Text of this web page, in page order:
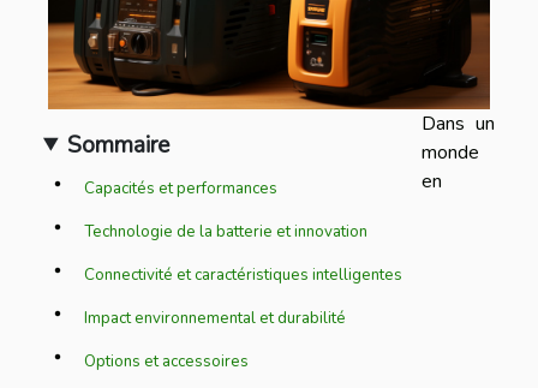
Sommaire
Capacités et performances
Technologie de la batterie et innovation
Connectivité et caractéristiques intelligentes
Impact environnemental et durabilité
Options et accessoires
Dans un
monde
en